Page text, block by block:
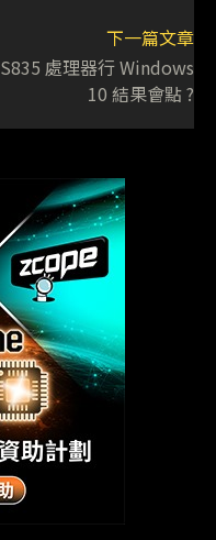
下一篇文章
S835 處理器行 Windows
10 結果會點 ?